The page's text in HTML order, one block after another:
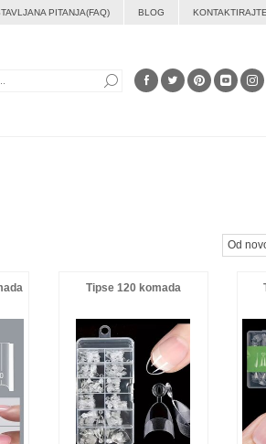
PITANJA(FAQ) BLOG
Od
Tipse 120 komada